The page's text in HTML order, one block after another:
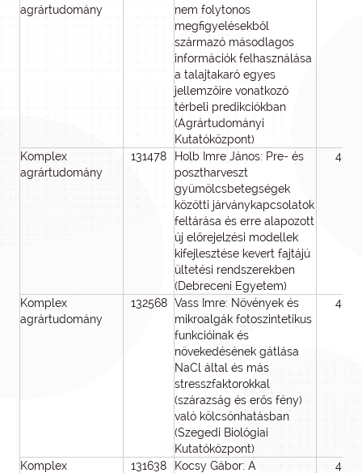
agrártudomány
nem folytonos
megfigyelésekből
származó másodlagos
információk felhasználása
a talajtakaró egyes
jellemzőire vonatkozó
térbeli predikciókban
(Agrártudományi
Kutatóközpont)
Komplex
agrártudomány
131478
Holb Imre János: Pre- és
posztharveszt
gyümölcsbetegségek
közötti járványkapcsolatok
feltárása és erre alapozott
új előrejelzési modellek
kifejlesztése kevert fajtájú
ültetési rendszerekben
(Debreceni Egyetem)
48
Komplex
agrártudomány
132568 Vass Imre: Növények és
mikroalgák fotoszintetikus
funkcióinak és
növekedésének gátlása
NaCl által és más
stresszfaktorokkal
(szárazság és erős fény)
való kölcsönhatásban
(Szegedi Biológiai
Kutatóközpont)
48
Komplex
131638
Kocsy Gábor: A
48